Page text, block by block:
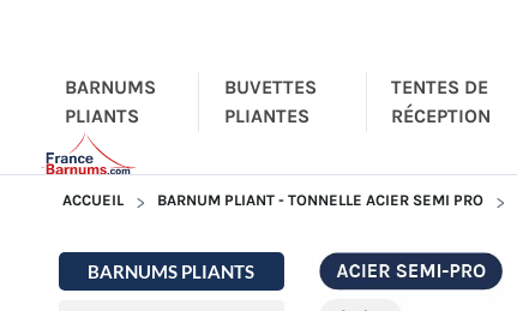
BARNUMS
PLIANTS
BUVETTES
PLIANTES
TENTES DE
RÉCEPTION
ACCUEIL BARNUM PLIANT - TONNELLE ACIER SEMI PRO
BARNUMS PLIANTS